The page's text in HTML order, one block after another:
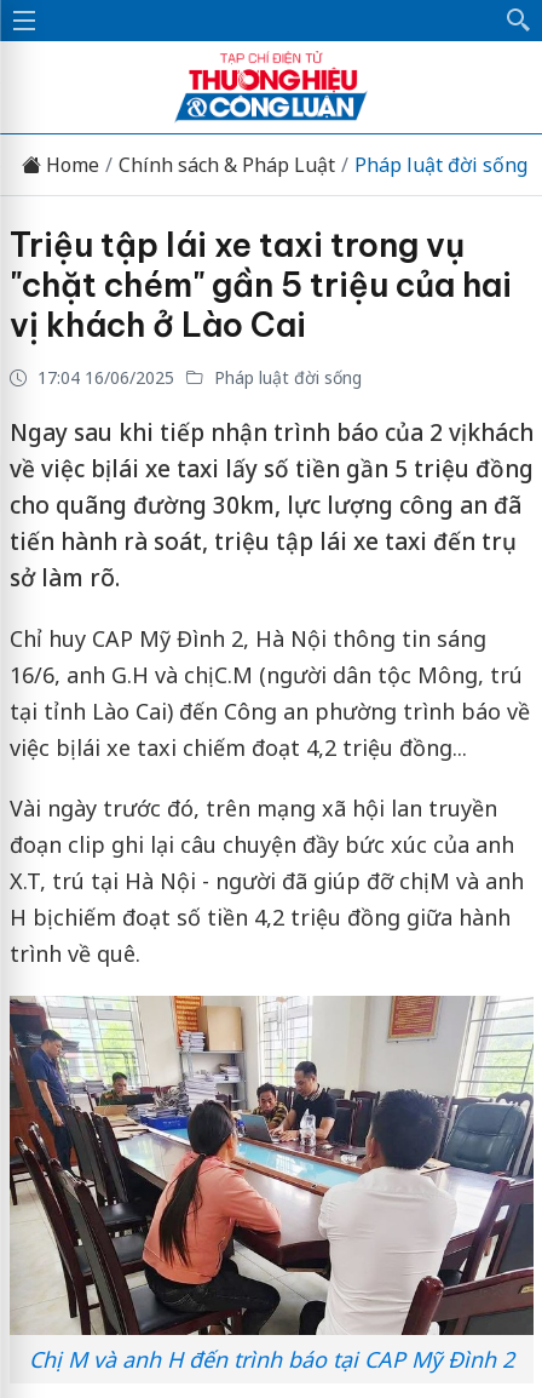
Home Chính sách & Pháp Luật Pháp luật đời sống
Triệu tập lái xe taxi trong vụ
"chặt chém" gần 5 triệu của hai
vị khách ở Lào Cai
17:04 16/06/2025 Pháp luật đời sống
Ngay sau khi tiếp nhận trình báo của 2 vị khách
về việc bị lái xe taxi lấy số tiền gần 5 triệu đồng
cho quãng đường 30km, lực lượng công an đã
tiến hành rà soát, triệu tập lái xe taxi đến trụ
sở làm rõ.
Chỉ huy CAP Mỹ Đình 2, Hà Nội thông tin sáng
16/6, anh G.H và chị C.M (người dân tộc Mông, trú
tại tỉnh Lào Cai) đến Công an phường trình báo về
việc bị lái xe taxi chiếm đoạt 4,2 triệu đồng...
Vài ngày trước đó, trên mạng xã hội lan truyền
đoạn clip ghi lại câu chuyện đầy bức xúc của anh
X.T, trú tại Hà Nội - người đã giúp đỡ chị M và anh
H bị chiếm đoạt số tiền 4,2 triệu đồng giữa hành
trình về quê.
Chị M và anh H đến trình báo tại CAP Mỹ Đình 2